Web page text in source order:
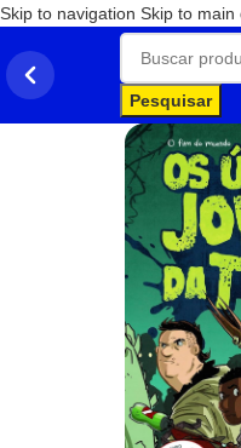
Skip to navigation Skip to main
Pesquisar